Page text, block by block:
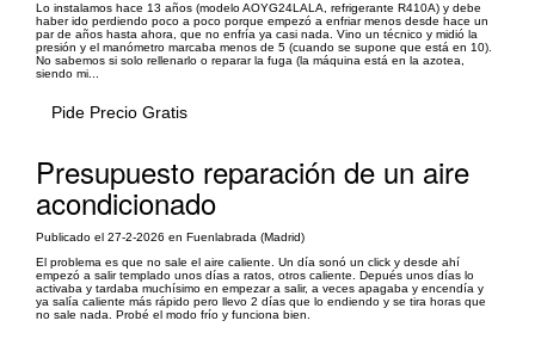
Lo instalamos hace 13 años (modelo AOYG24LALA, refrigerante R410A) y debe
haber ido perdiendo poco a poco porque empezó a enfriar menos desde hace un
par de años hasta ahora, que no enfría ya casi nada. Vino un técnico y midió la
presión y el manómetro marcaba menos de 5 (cuando se supone que está en 10).
No sabemos si solo rellenarlo o reparar la fuga (la máquina está en la azotea,
siendo mi...
Pide Precio Gratis
Presupuesto reparación de un aire
acondicionado
Publicado el 27-2-2026 en Fuenlabrada (Madrid)
El problema es que no sale el aire caliente. Un día sonó un click y desde ahí
empezó a salir templado unos días a ratos, otros caliente. Depués unos días lo
activaba y tardaba muchísimo en empezar a salir, a veces apagaba y encendía y
ya salía caliente más rápido pero llevo 2 días que lo endiendo y se tira horas que
no sale nada. Probé el modo frío y funciona bien.